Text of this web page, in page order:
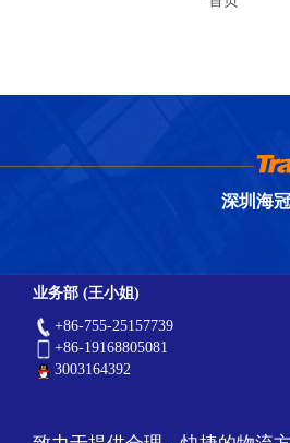
深圳海
业务部 (王小姐)
+86-755-25157739
+86-19168805081
3003164392